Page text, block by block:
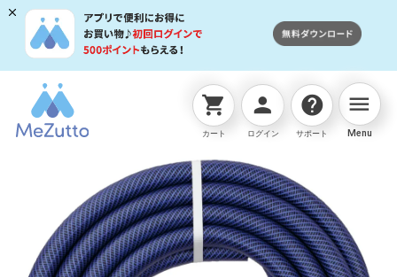
shopping_cart
カート
person
ログイン
help
サポート
menu
Menu
ネットストアTOP ホース ｶﾞｰﾃﾞﾝﾂｲｽﾀｰ15×20 005M